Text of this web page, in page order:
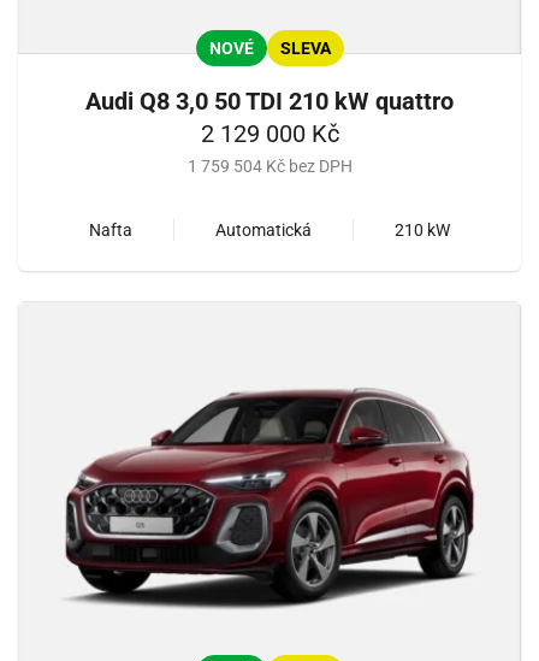
NOVÉ SLEVA
Audi Q8 3,0 50 TDI 210 kW quattro
2 129 000 Kč
1 759 504 Kč bez DPH
Nafta Automatická 210 kW